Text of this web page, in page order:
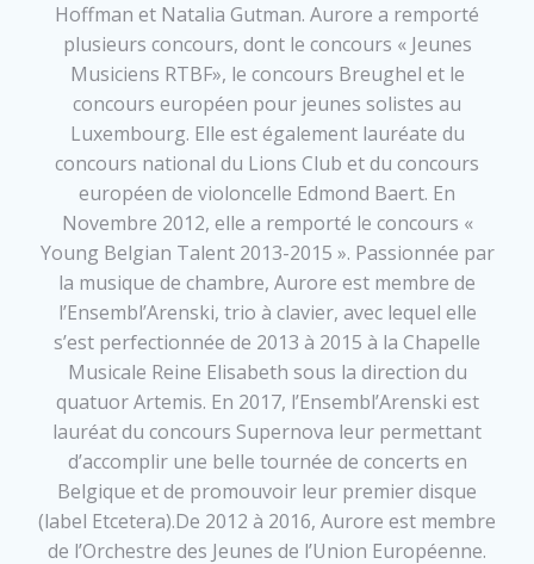
Hoffman et Natalia Gutman. Aurore a remporté
plusieurs concours, dont le concours « Jeunes
Musiciens RTBF», le concours Breughel et le
concours européen pour jeunes solistes au
Luxembourg. Elle est également lauréate du
concours national du Lions Club et du concours
européen de violoncelle Edmond Baert. En
Novembre 2012, elle a remporté le concours «
Young Belgian Talent 2013-2015 ». Passionnée par
la musique de chambre, Aurore est membre de
l’Ensembl’Arenski, trio à clavier, avec lequel elle
s’est perfectionnée de 2013 à 2015 à la Chapelle
Musicale Reine Elisabeth sous la direction du
quatuor Artemis. En 2017, l’Ensembl’Arenski est
lauréat du concours Supernova leur permettant
d’accomplir une belle tournée de concerts en
Belgique et de promouvoir leur premier disque
(label Etcetera).De 2012 à 2016, Aurore est membre
de l’Orchestre des Jeunes de l’Union Européenne.